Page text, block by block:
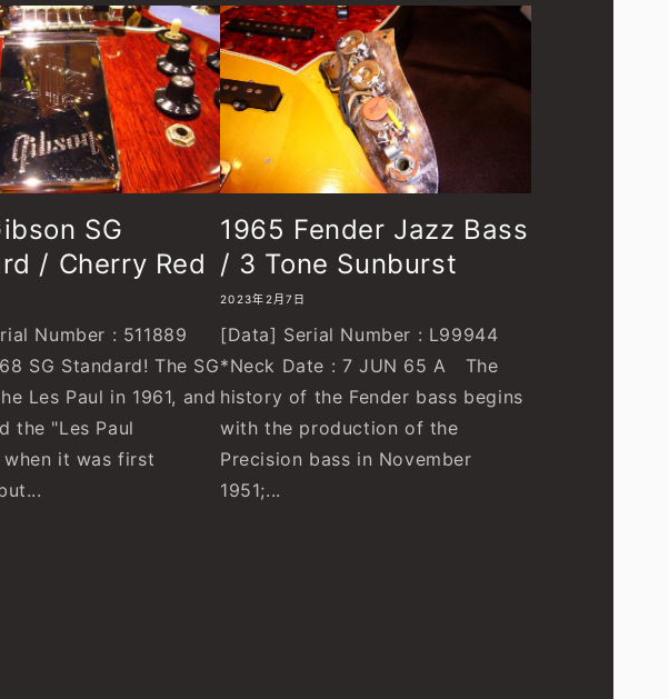
SG
/ Cherry Red
Number : 511889
SG Standard! The SG
Les Paul in 1961, and
the "Les Paul
when it was first
1965 Fender Jazz Bass
/ 3 Tone Sunburst
2023年2月7日
[Data] Serial Number : L99944
*Neck Date : 7 JUN 65 A The
history of the Fender bass begins
with the production of the
Precision bass in November
1951;...